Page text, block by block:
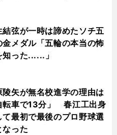
結弦が一時は諦めたソチ五
金メダル「五輪の本当の怖
知った......」
陵矢が無名校進学の理由は
転車で13分」 春江工出身
て最初で最後のプロ野球選
なった